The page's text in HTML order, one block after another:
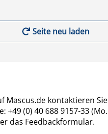
Seite neu laden
Mascus.de kontaktieren Sie
(0) 40 688 9157-33 (Mo.
das Feedbackformular.